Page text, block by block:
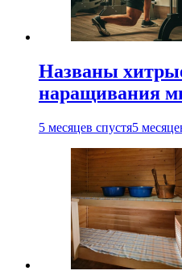
Названы
наращивания
5 месяцев спустя5